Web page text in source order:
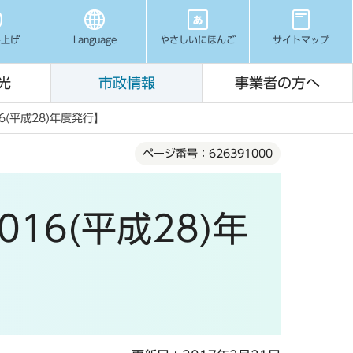
げ Language やさしいにほんご サイトマップ
市政情報 事業者の方へ
成28)年度発行】
ページ番号：626391000
平成28)年